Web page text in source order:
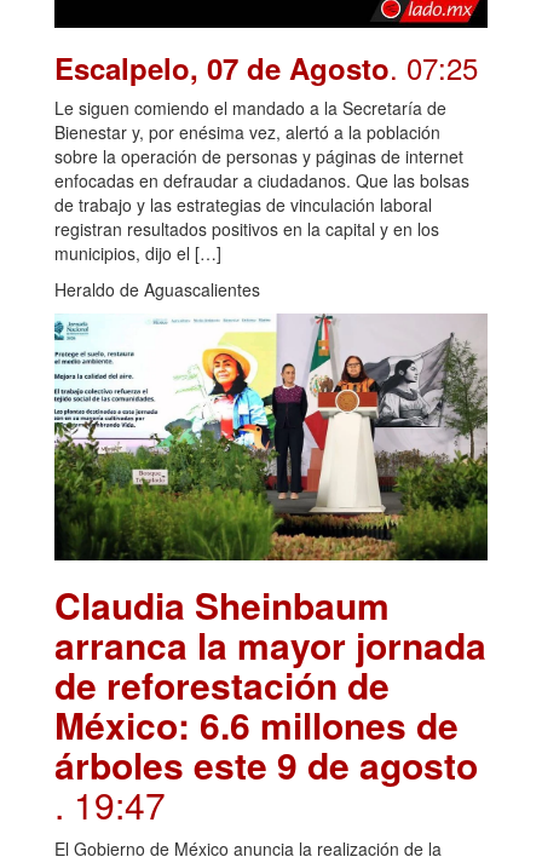
Escalpelo, 07 de Agosto. 07:25
Le siguen comiendo el mandado a la Secretaría de
Bienestar y, por enésima vez, alertó a la población
sobre la operación de personas y páginas de internet
enfocadas en defraudar a ciudadanos. Que las bolsas
de trabajo y las estrategias de vinculación laboral
registran resultados positivos en la capital y en los
municipios, dijo el […]
Heraldo de Aguascalientes
Claudia Sheinbaum
arranca la mayor jornada
de reforestación de
México: 6.6 millones de
árboles este 9 de agosto
. 19:47
El Gobierno de México anuncia la realización de la